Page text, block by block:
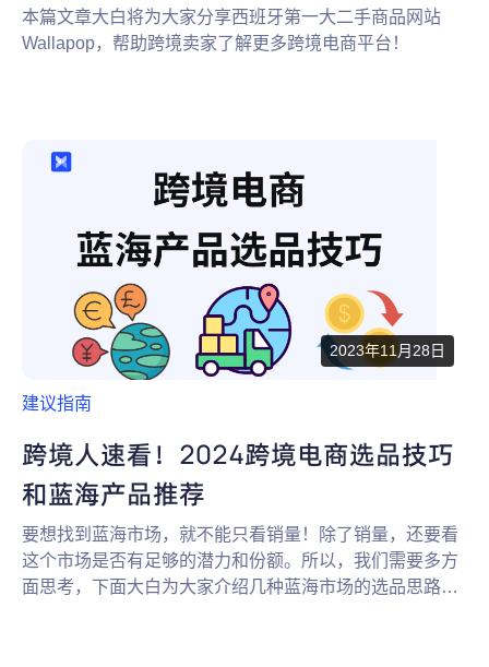
本篇文章大白将为大家分享西班牙第一大二手商品网站
Wallapop，帮助跨境卖家了解更多跨境电商平台！
2023年11月28日
建议指南
跨境人速看！2024跨境电商选品技巧
和蓝海产品推荐
要想找到蓝海市场，就不能只看销量！除了销量，还要看
这个市场是否有足够的潜力和份额。所以，我们需要多方
面思考，下面大白为大家介绍几种蓝海市场的选品思路和